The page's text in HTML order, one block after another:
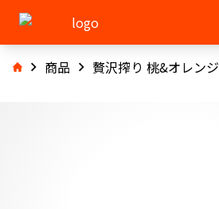
商品 贅沢搾り 桃&オレンジ